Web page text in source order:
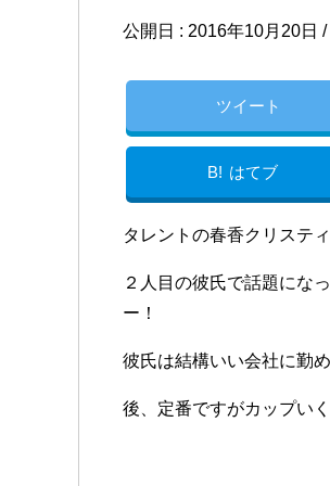
公開日 : 2016年10月20日 /
ツイート
B! はてブ
タレントの春香クリステ
２人目の彼氏で話題にな
ー！
彼氏は結構いい会社に勤
後、定番ですがカップい